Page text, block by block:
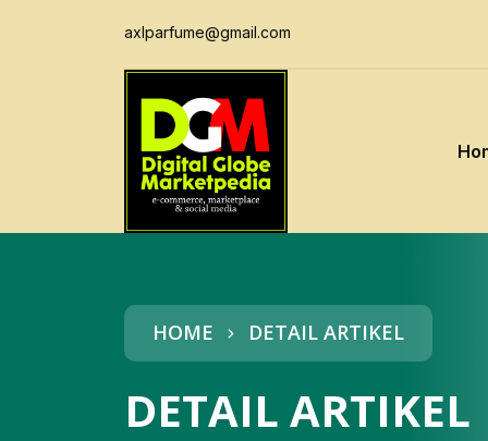
axlparfume@gmail.com
HOME DETAIL ARTIKEL
DETAIL ARTIKEL